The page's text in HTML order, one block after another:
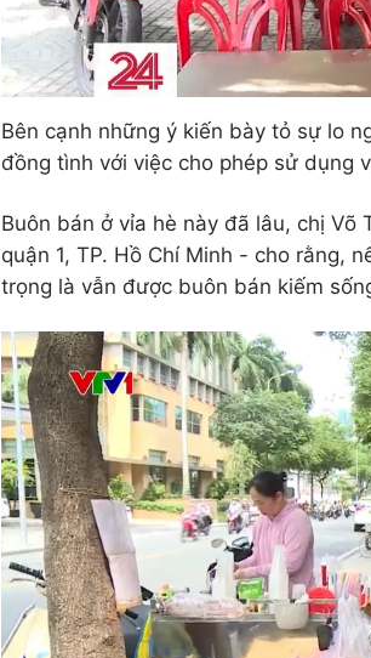
Bên cạnh những ý kiến bày tỏ sự lo
đồng tình với việc cho phép sử dụng
Buôn bán ở vỉa hè này đã lâu, chị
quận 1, TP. Hồ Chí Minh - cho rằng,
trọng là vẫn được buôn bán kiếm